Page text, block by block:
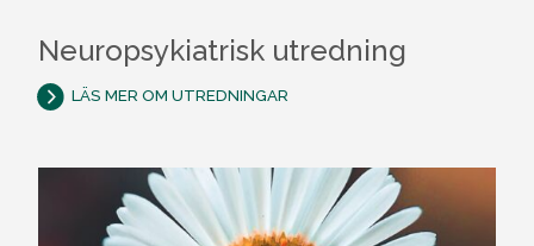
Neuropsykiatrisk utredning
LÄS MER OM UTREDNINGAR